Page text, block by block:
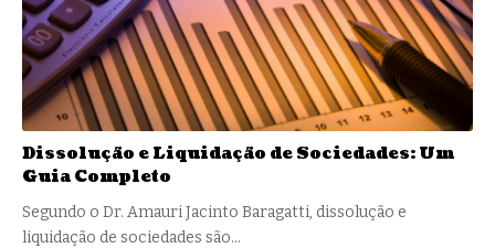
Dissolução e Liquidação de Sociedades: Um
Guia Completo
Segundo o Dr. Amauri Jacinto Baragatti, dissolução e
liquidação de sociedades são…